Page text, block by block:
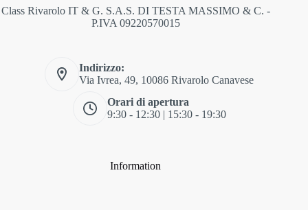
Class Rivarolo IT & G. S.A.S. DI TESTA MASSIMO & C. -
P.IVA 09220570015
Indirizzo:
Via Ivrea, 49, 10086 Rivarolo Canavese
Orari di apertura
9:30 - 12:30 | 15:30 - 19:30
Information